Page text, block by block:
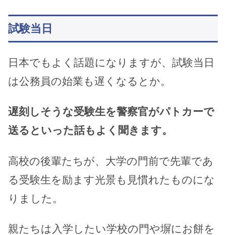
試験当日
日本でもよく話題になりますが、試験当日
は公務員の始業も遅くなるとか。
遅刻しそうな受験生を警察官がパトカーで
送るといった話もよく聞きます。
高校の後輩たちが、大学の門前で先輩であ
る受験生を励ます光景も見慣れたものにな
りました。
親たちは入学したい学校の門や塀にお餅を